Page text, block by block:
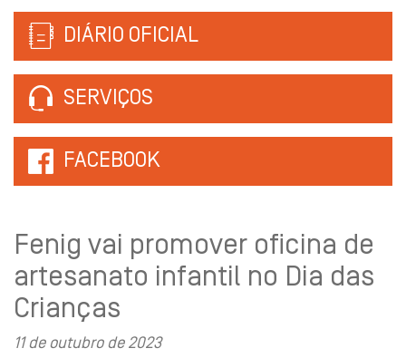
DIÁRIO OFICIAL
SERVIÇOS
FACEBOOK
Fenig vai promover oficina de
artesanato infantil no Dia das
Crianças
11 de outubro de 2023